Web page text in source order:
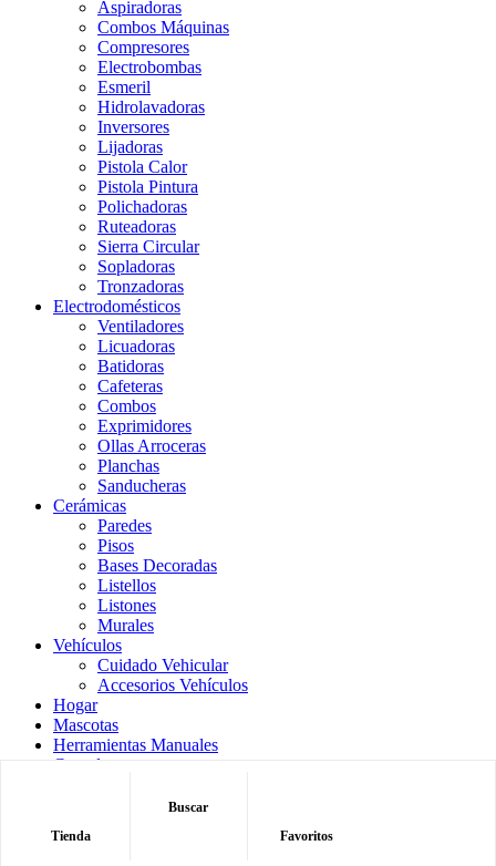
Buscar
Tienda
Buscar
Favoritos
Aspiradoras
Combos Máquinas
Compresores
Electrobombas
Esmeril
Hidrolavadoras
Inversores
Lijadoras
Pistola Calor
Pistola Pintura
Polichadoras
Ruteadoras
Sierra Circular
Sopladoras
Tronzadoras
Electrodomésticos
Ventiladores
Licuadoras
Batidoras
Cafeteras
Combos
Exprimidores
Ollas Arroceras
Planchas
Sanducheras
Cerámicas
Paredes
Pisos
Bases Decoradas
Listellos
Listones
Murales
Vehículos
Cuidado Vehicular
Accesorios Vehículos
Hogar
Mascotas
Herramientas Manuales
Cerraduras
Contacto